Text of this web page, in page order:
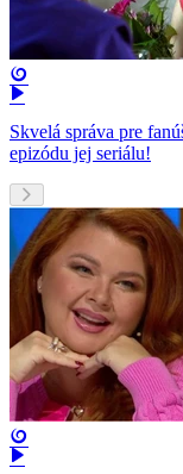
Skvelá správa pre
epizódu jej seriálu!